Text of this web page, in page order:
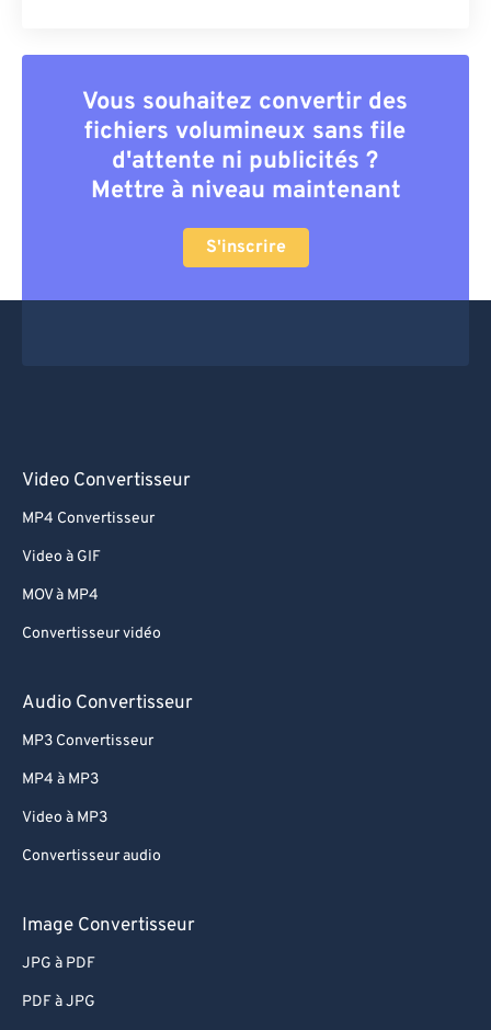
Vous souhaitez convertir des
fichiers volumineux sans file
d'attente ni publicités ?
Mettre à niveau maintenant
S'inscrire
Video Convertisseur
MP4 Convertisseur
Video à GIF
MOV à MP4
Convertisseur vidéo
Audio Convertisseur
MP3 Convertisseur
MP4 à MP3
Video à MP3
Convertisseur audio
Image Convertisseur
JPG à PDF
PDF à JPG